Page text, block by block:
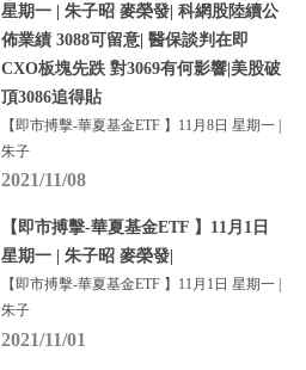
星期一 | 朱子昭 麥榮發| 科網股陸續公
佈業績 3088可留意| 醫保談判在即
CXO板塊先跌 對3069有何影響|美股破
頂3086追得貼
【即市搏擊-華夏基金ETF 】11月8日 星期一 |
朱子
2021/11/08
【即市搏擊-華夏基金ETF 】11月1日
星期一 | 朱子昭 麥榮發|
【即市搏擊-華夏基金ETF 】11月1日 星期一 |
朱子
2021/11/01